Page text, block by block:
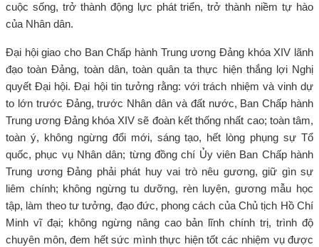
cuộc sống, trở thành động lực phát triển, trở thành niềm tự hào
của Nhân dân.
Đại hội giao cho Ban Chấp hành Trung ương Đảng khóa XIV lãnh
đạo toàn Đảng, toàn dân, toàn quân ta thực hiện thắng lợi Nghị
quyết Đại hội. Đại hội tin tưởng rằng: với trách nhiệm và vinh dự
to lớn trước Đảng, trước Nhân dân và đất nước, Ban Chấp hành
Trung ương Đảng khóa XIV sẽ đoàn kết thống nhất cao; toàn tâm,
toàn ý, không ngừng đổi mới, sáng tạo, hết lòng phụng sự Tổ
quốc, phục vụ Nhân dân; từng đồng chí Ủy viên Ban Chấp hành
Trung ương Đảng phải phát huy vai trò nêu gương, giữ gìn sự
liêm chính; không ngừng tu dưỡng, rèn luyện, gương mẫu học
tập, làm theo tư tưởng, đạo đức, phong cách của Chủ tịch Hồ Chí
Minh vĩ đại; không ngừng nâng cao bản lĩnh chính trị, trình độ
chuyên môn, đem hết sức mình thực hiện tốt các nhiệm vụ được